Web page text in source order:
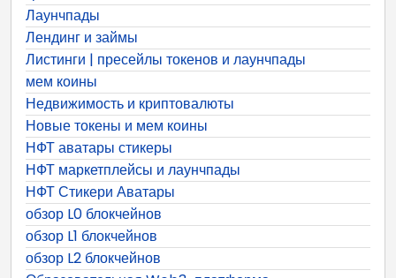
Лаунчпады
Лендинг и займы
Листинги | пресейлы токенов и лаунчпады
мем коины
Недвижимость и криптовалюты
Новые токены и мем коины
НФТ аватары стикеры
НФТ маркетплейсы и лаунчпады
НФТ Стикери Аватары
обзор L0 блокчейнов
обзор L1 блокчейнов
обзор L2 блокчейнов